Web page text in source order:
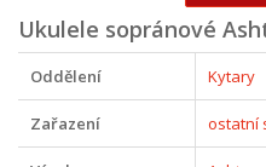
Ukulele sopránové
Oddělení Kytary
Zařazení ostatní